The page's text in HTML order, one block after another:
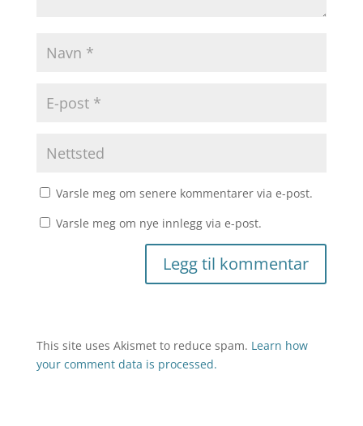
Varsle meg om senere kommentarer via e-post.
Varsle meg om nye innlegg via e-post.
This site uses Akismet to reduce spam. Learn how
your comment data is processed.